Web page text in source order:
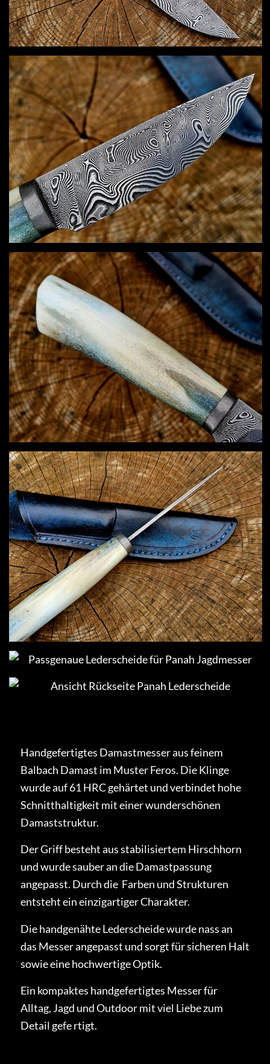
Handgefertigtes Damastmesser aus feinem
Balbach Damast im Muster Feros. Die Klinge
wurde auf 61 HRC gehärtet und verbindet hohe
Schnitthaltigkeit mit einer wunderschönen
Damaststruktur.
Der Griff besteht aus stabilisiertem Hirschhorn
und wurde sauber an die Damastpassung
angepasst. Durch die Farben und Strukturen
entsteht ein einzigartiger Charakter.
Die handgenähte Lederscheide wurde nass an
das Messer angepasst und sorgt für sicheren Halt
sowie eine hochwertige Optik.
Ein kompaktes handgefertigtes Messer für
Alltag, Jagd und Outdoor mit viel Liebe zum
Detail gefe rtigt.